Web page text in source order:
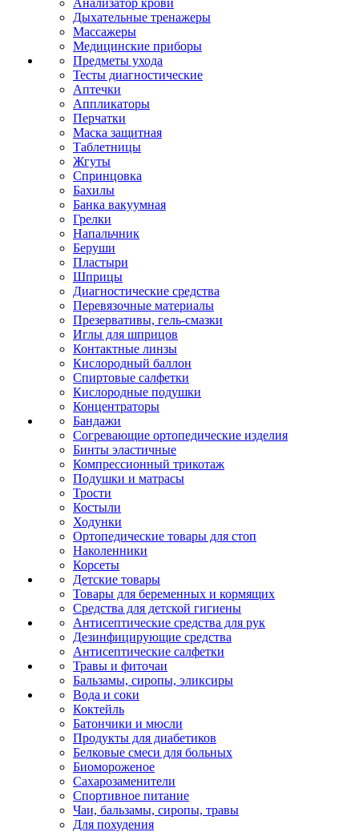
Анализатор крови
Дыхательные тренажеры
Массажеры
Медицинские приборы
Предметы ухода
Тесты диагностические
Аптечки
Аппликаторы
Перчатки
Маска защитная
Таблетницы
Жгуты
Спринцовка
Бахилы
Банка вакуумная
Грелки
Напальчник
Беруши
Пластыри
Шприцы
Диагностические средства
Перевязочные материалы
Презервативы, гель-смазки
Иглы для шприцов
Контактные линзы
Кислородный баллон
Спиртовые салфетки
Кислородные подушки
Концентраторы
Бандажи
Согревающие ортопедические изделия
Бинты эластичные
Компрессионный трикотаж
Подушки и матрасы
Трости
Костыли
Ходунки
Ортопедические товары для стоп
Наколенники
Корсеты
Детские товары
Товары для беременных и кормящих
Средства для детской гигиены
Антисептические средства для рук
Дезинфицирующие средства
Антисептические салфетки
Травы и фиточаи
Бальзамы, сиропы, эликсиры
Вода и соки
Коктейль
Батончики и мюсли
Продукты для диабетиков
Белковые смеси для больных
Биомороженое
Сахарозаменители
Спортивное питание
Чаи, бальзамы, сиропы, травы
Для похудения